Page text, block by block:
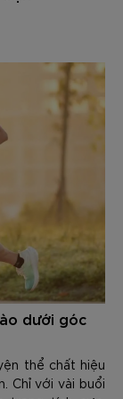
dưới góc
thể chất hiệu
Chỉ với vài buổi